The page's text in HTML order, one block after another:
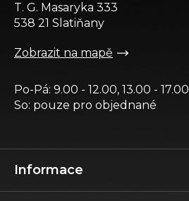
Informace
T. G. Masaryka 333
538 21 Slatiňany
Zobrazit na mapě
Po-Pá: 9.00 - 12.00, 13.00 - 17.00
So: pouze pro objednané